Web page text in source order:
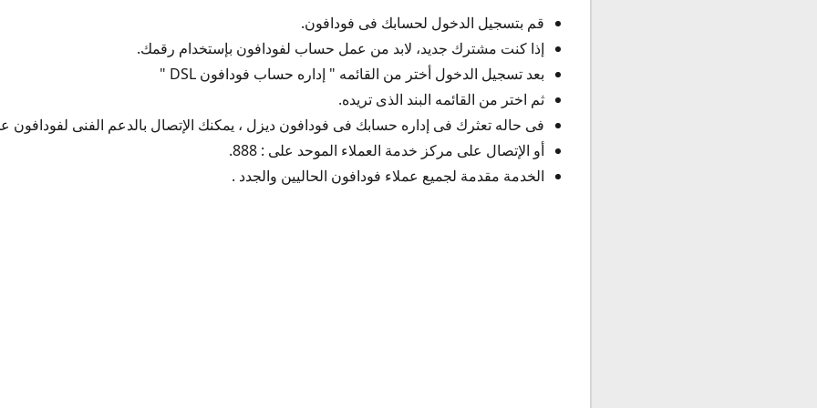
قم بتسجيل الدخول لحسابك فى فودافون.
إذا كنت مشترك جديد، لابد من عمل حساب لفودافون بإستخدام رقمك.
بعد تسجيل الدخول أختر من القائمه " إداره حساب فودافون DSL "
ثم اختر من القائمه البند الذى تريده.
فى حاله تعثرك فى إداره حسابك فى فودافون ديزل ، يمكنك الإتصال بالدعم الفنى لفودافون
أو الإتصال على مركز خدمة العملاء الموحد على : 888.
الخدمة مقدمة لجميع عملاء فودافون الحاليين والجدد .